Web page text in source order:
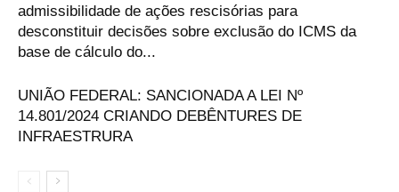
admissibilidade de ações rescisórias para
desconstituir decisões sobre exclusão do ICMS da
base de cálculo do...
UNIÃO FEDERAL: SANCIONADA A LEI Nº
14.801/2024 CRIANDO DEBÊNTURES DE
INFRAESTRURA